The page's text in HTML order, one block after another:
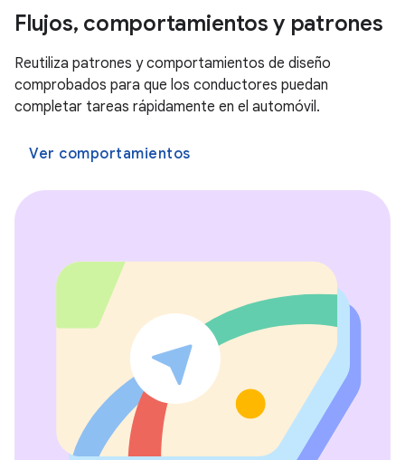
Flujos, comportamientos y patrones
Reutiliza patrones y comportamientos de diseño
comprobados para que los conductores puedan
completar tareas rápidamente en el automóvil.
Ver comportamientos